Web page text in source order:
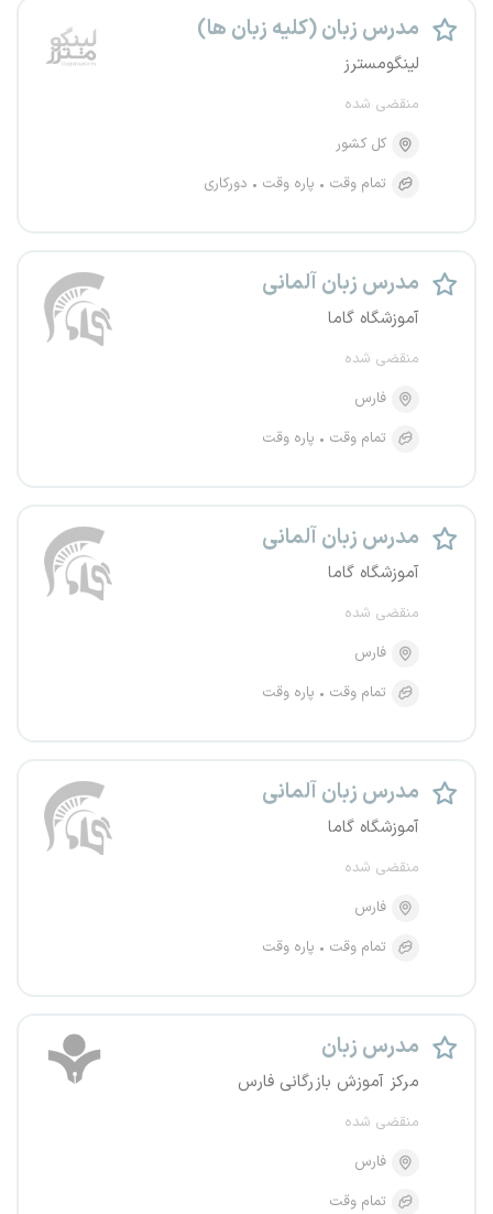
مدرس زبان (کلیه زبان ها)
لینگومسترز
منقضی شده
کل کشور
تمام وقت
پاره وقت دورکاری
مدرس زبان آلمانی
آموزشگاه گاما
منقضی شده
فارس
تمام وقت
پاره وقت
مدرس زبان آلمانی
آموزشگاه گاما
منقضی شده
فارس
تمام وقت
پاره وقت
مدرس زبان آلمانی
آموزشگاه گاما
منقضی شده
فارس
تمام وقت
پاره وقت
مدرس زبان
مرکز آموزش بازرگانی فارس
منقضی شده
فارس
تمام وقت